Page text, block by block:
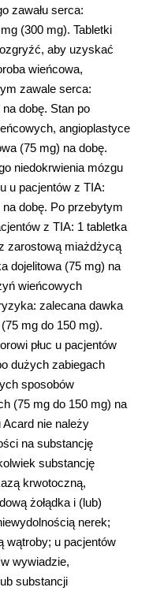
zawału serca:
(300 mg). Tabletki
aby uzyskać
wieńcowa,
zawale serca:
dobę. Stan po
angioplastyce
(75 mg) na dobę.
niedokrwienia mózgu
u pacjentów z TIA:
dobę. Po przebytym
z TIA: 1 tabletka
zarostową miażdżycą
dojelitowa (75 mg) na
wieńcowych
zalecana dawka
mg do 150 mg).
płuc u pacjentów
dużych zabiegach
sposobów
(75 mg do 150 mg) na
Acard nie należy
na substancję
substancję
krwotoczną,
żołądka i (lub)
nerek;
wątroby; u pacjentów
wywiadzie,
substancji